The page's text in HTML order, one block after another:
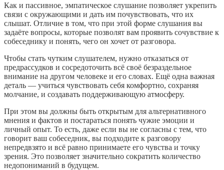
Как и пассивное, эмпатическое слушание позволяет укрепить
связи с окружающими и дать им почувствовать, что их
слышат. Отличие в том, что при этой форме слушания вы
задаёте вопросы, которые позволят вам проявить сочувствие к
собеседнику и понять, чего он хочет от разговора.
Чтобы стать чутким слушателем, нужно отказаться от
предрассудков и сосредоточить всё своё безраздельное
внимание на другом человеке и его словах. Ещё одна важная
деталь — учиться чувствовать себя комфортно, сохраняя
молчание, и создавать поддерживающую атмосферу.
При этом вы должны быть открытым для альтернативного
мнения и фактов и постараться понять чужие эмоции и
личный опыт. То есть, даже если вы не согласны с тем, что
говорит ваш собеседник, вы подходите к разговору
непредвзято и всё равно принимаете его чувства и точку
зрения. Это позволяет значительно сократить количество
недопониманий в будущем.